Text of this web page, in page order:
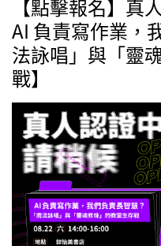
【點擊報名】真
AI 負責寫作業，
法詠唱」與「靈
戰】